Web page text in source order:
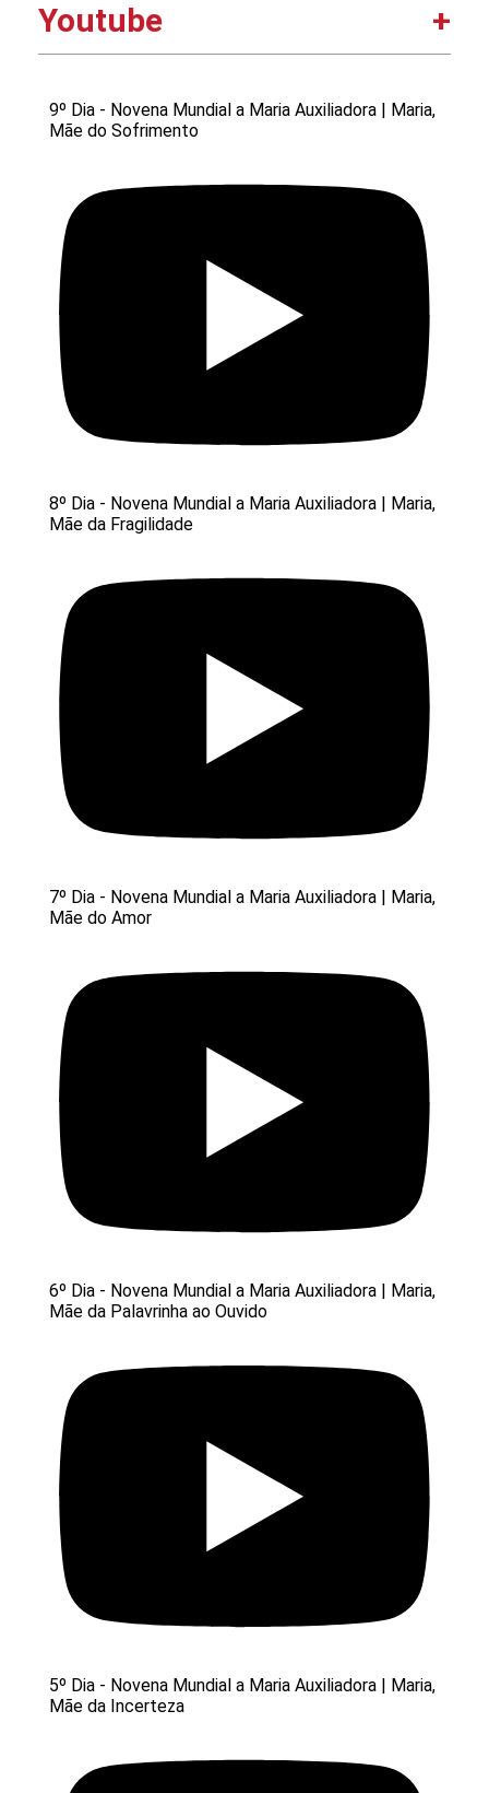
Youtube
9º Dia - Novena Mundial a Maria Auxiliadora | Maria,
Mãe do Sofrimento
8º Dia - Novena Mundial a Maria Auxiliadora | Maria,
Mãe da Fragilidade
7º Dia - Novena Mundial a Maria Auxiliadora | Maria,
Mãe do Amor
6º Dia - Novena Mundial a Maria Auxiliadora | Maria,
Mãe da Palavrinha ao Ouvido
5º Dia - Novena Mundial a Maria Auxiliadora | Maria,
Mãe da Incerteza